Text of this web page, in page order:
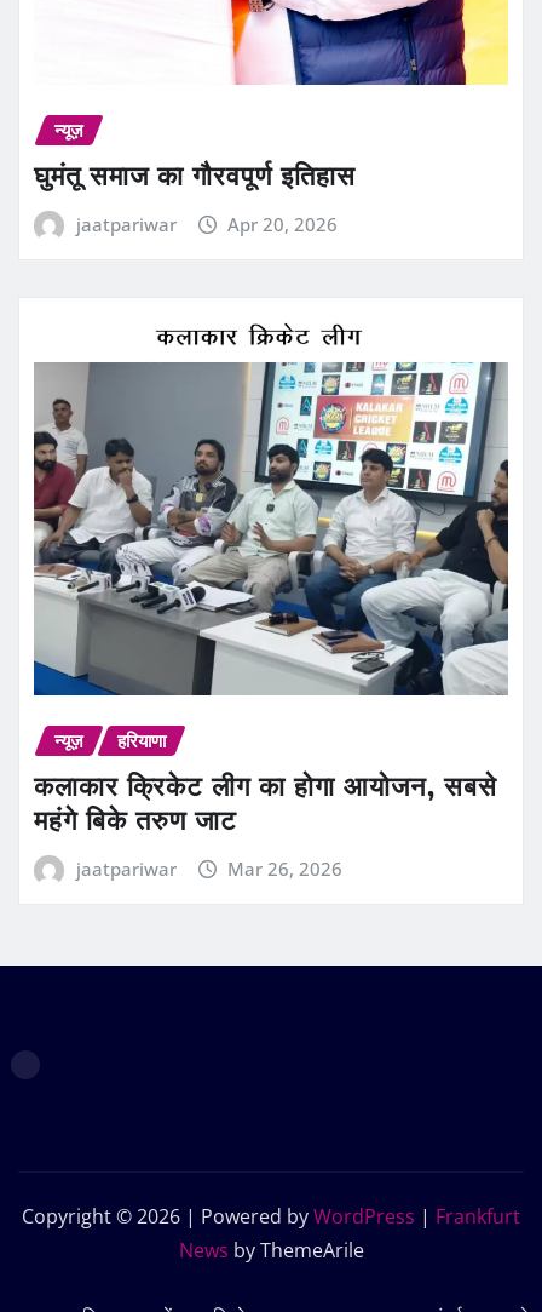
न्यूज़
घुमंतू समाज का गौरवपूर्ण इतिहास
jaatpariwar Apr 20, 2026
न्यूज़ हरियाणा
कलाकार क्रिकेट लीग का होगा आयोजन, सबसे
महंगे बिके तरुण जाट
jaatpariwar Mar 26, 2026
Copyright © 2026 | Powered byWordPress | Frankfurt
News by ThemeArile